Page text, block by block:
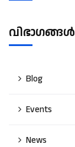
വിഭാഗങ്ങൾ
Blog
Events
News